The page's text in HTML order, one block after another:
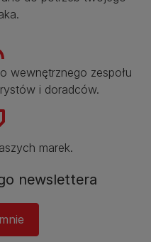
wewnętrznego zespołu
i doradców.​
marek.​
newslettera